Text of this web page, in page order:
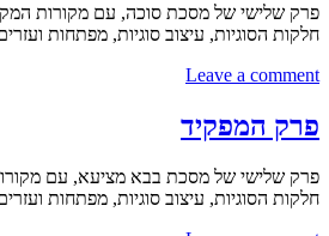
פרק שלישי של מסכת סוכה, עם מקורות
חלקות הסוגיות, עיצוב סוגיות, מפתחות
Leave a comment
פרק המפקיד
פרק שלישי של מסכת בבא מציעא, עם
חלקות הסוגיות, עיצוב סוגיות, מפתחות